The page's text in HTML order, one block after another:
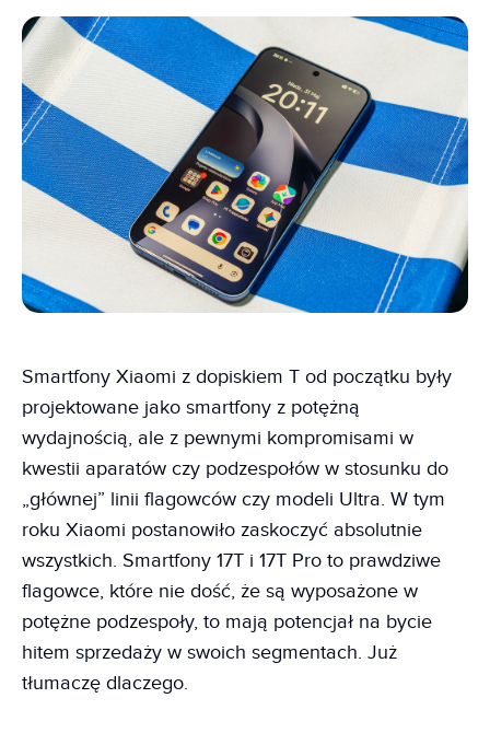
Smartfony Xiaomi z dopiskiem T od początku były
projektowane jako smartfony z potężną
wydajnością, ale z pewnymi kompromisami w
kwestii aparatów czy podzespołów w stosunku do
„głównej” linii flagowców czy modeli Ultra. W tym
roku Xiaomi postanowiło zaskoczyć absolutnie
wszystkich. Smartfony 17T i 17T Pro to prawdziwe
flagowce, które nie dość, że są wyposażone w
potężne podzespoły, to mają potencjał na bycie
hitem sprzedaży w swoich segmentach. Już
tłumaczę dlaczego.